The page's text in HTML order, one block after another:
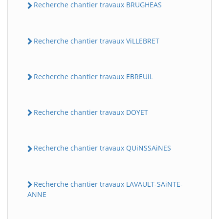
Recherche chantier travaux BRUGHEAS
Recherche chantier travaux ViLLEBRET
Recherche chantier travaux EBREUiL
Recherche chantier travaux DOYET
Recherche chantier travaux QUiNSSAiNES
Recherche chantier travaux LAVAULT-SAiNTE-
ANNE